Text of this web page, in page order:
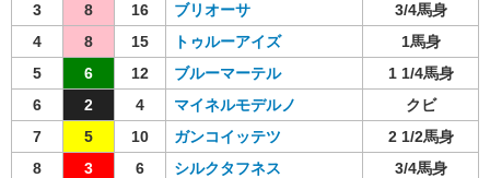
3
8 16 ブリオーサ
3/4馬身
4
8 15 トゥルーアイズ
1馬身
5
6 12 ブルーマーテル
1 1/4馬身
6
2 4 マイネルモデルノ
クビ
7
5 10 ガンコイッテツ
2 1/2馬身
8
3 6 シルクタフネス
3/4馬身